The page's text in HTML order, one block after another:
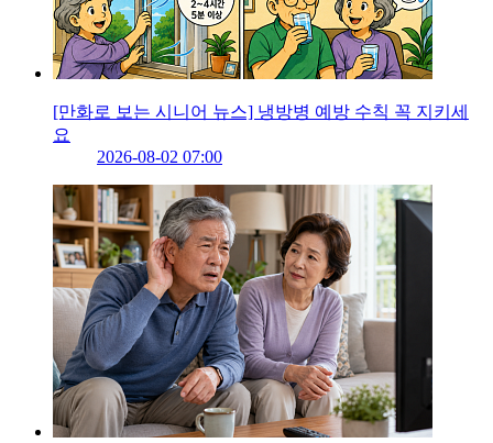
[만화로 보는 시니어 뉴스] 냉방병 예방 수칙 꼭 지키세
요
2026-08-02 07:00